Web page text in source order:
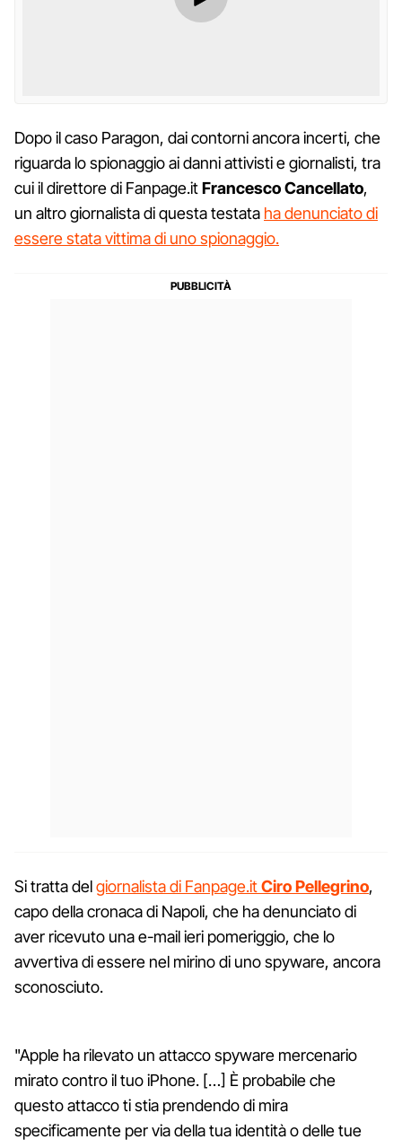
Dopo il caso Paragon, dai contorni ancora incerti, che
riguarda lo spionaggio ai danni attivisti e giornalisti, tra
cui il direttore di Fanpage.itFrancesco Cancellato,
un altro giornalista di questa testata ha denunciato di
essere stata vittima di uno spionaggio.
Si tratta delgiornalista di Fanpage.itCiro Pellegrino,
capo della cronaca di Napoli, che ha denunciato di
aver ricevuto una e-mail ieri pomeriggio, che lo
avvertiva di essere nel mirino di uno spyware, ancora
sconosciuto.
"Apple ha rilevato un attacco spyware mercenario
mirato contro il tuo iPhone. […] È probabile che
questo attacco ti stia prendendo di mira
specificamente per via della tua identità o delle tue